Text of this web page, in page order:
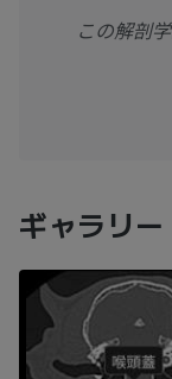
この解剖
ギャラリー